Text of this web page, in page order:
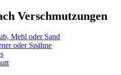
Verschmutzungen
Mehl oder Sand
oder Spähne